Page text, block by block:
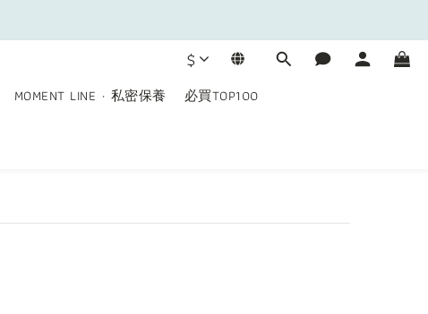
$
MOMENT LINE · 私密保養
必買TOP100